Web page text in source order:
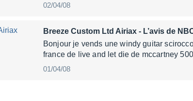
02/04/08
Breeze Custom Ltd Airiax - L’avis de
Bonjour je vends une windy guitar
france de live and let die de mccartney
01/04/08